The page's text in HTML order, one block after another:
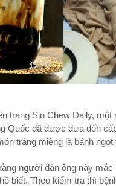
trang Sin Chew Daily,
Quốc đã được đưa đến
tráng miệng là bánh
người đàn ông này
biết. Theo kiểm tra thì